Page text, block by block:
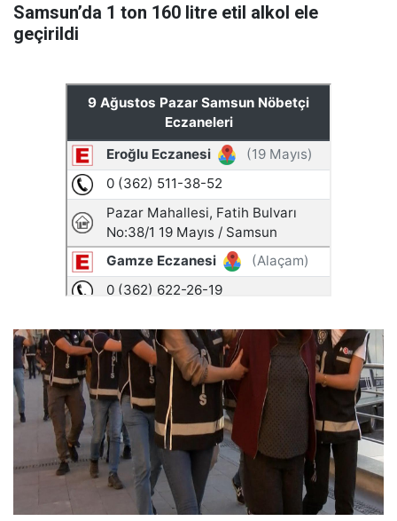
Samsun’da 1 ton 160 litre etil alkol ele
geçirildi